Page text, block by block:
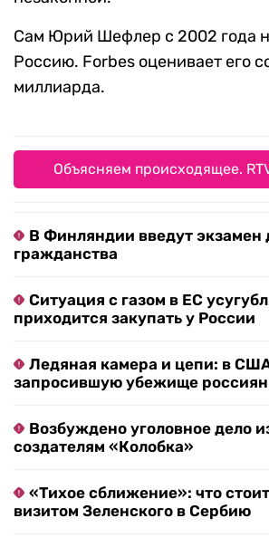
Сам Юрий Шефлер с 2002 года
Россию. Forbes оценивает его
миллиарда.
Объясняем происходящее.
В Финляндии введут экзамен
гражданства
Ситуация с газом в ЕС
приходится закупать у России
Ледяная камера и цепи: в
запросившую убежище
Возбуждено уголовное дело
создателям «Колобка»
«Тихое сближение»: что
визитом Зеленского в Сербию